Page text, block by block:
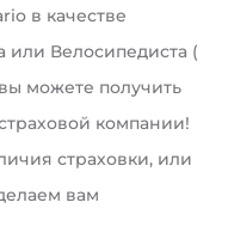
в качестве
или Велосипедиста (
можете получить
компании!
страховки, или
вам